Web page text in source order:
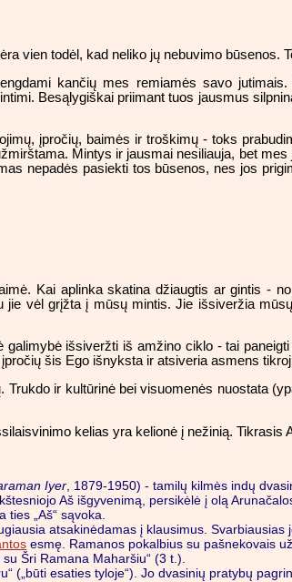
vien todėl, kad neliko jų nebuvimo būsenos.
kančių mes remiamės savo
Besąlygiškai priimant tuos jausmus
įpročių, baimės ir troškimų - toks
Mintys ir jausmai nesiliauja, bet
nepadės pasiekti tos būsenos, nes jos
Kai aplinka skatina džiaugtis ar gintis -
jie vėl grįžta į mūsų mintis. Jie išsiveržia
išsiveržti iš amžino ciklo - tai
šis Ego išnyksta ir atsiveria asmens
ir kultūrinė bei visuomenės nuostata
kelias yra kelionė į nežinią. Tikrasis
Iyer , 1879-1950) - tamilų kilmės indų
Aš išgyvenimą, persikėlė į olą
„Aš“ sąvoka.
atsakinėdamas į klausimus. Svarbiausias
esmę. Ramanos pokalbius su pašnekovais
Šri Ramana Maharšiu“ (3 t.).
(„būti esaties tyloje“). Jo dvasinių pratybų